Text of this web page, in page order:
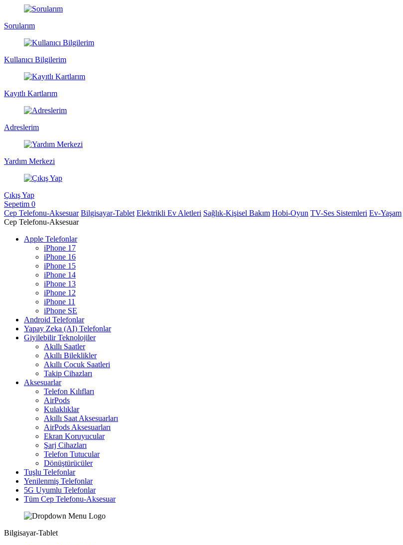
Sorularım
Kullanıcı Bilgilerim
Kayıtlı Kartlarım
Adreslerim
Yardım Merkezi
Çıkış Yap
Sepetim 0
Cep Telefonu-Aksesuar Bilgisayar-Tablet Elektrikli Ev Aletleri Sağlık-Kişisel Bakım Hobi-Oyun TV-Ses Sistemleri Ev-Yaşam
Cep Telefonu-Aksesuar
Apple Telefonlar
iPhone 17
iPhone 16
iPhone 15
iPhone 14
iPhone 13
iPhone 12
iPhone 11
iPhone SE
Android Telefonlar
Yapay Zeka (AI) Telefonlar
Giyilebilir Teknolojiler
Akıllı Saatler
Akıllı Bileklikler
Akıllı Çocuk Saatleri
Takip Cihazları
Aksesuarlar
Telefon Kılıfları
AirPods
Kulaklıklar
Akıllı Saat Aksesuarları
AirPods Aksesuarları
Ekran Koruyucular
Şarj Cihazları
Telefon Tutucular
Dönüştürücüler
Tuşlu Telefonlar
Yenilenmiş Telefonlar
5G Uyumlu Telefonlar
Tüm Cep Telefonu-Aksesuar
Bilgisayar-Tablet